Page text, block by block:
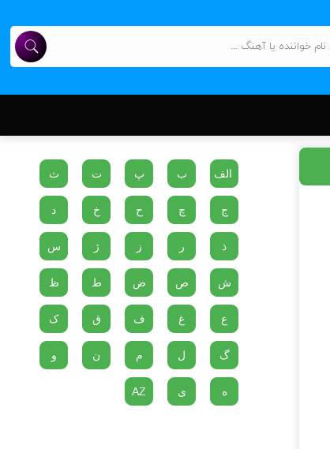
الف ب پ ت ث
ج چ ح خ د
ذ ر ز ژ س
ش ص ض ط ظ
ع غ ف ق ک
گ ل م ن و
ه ی AZ